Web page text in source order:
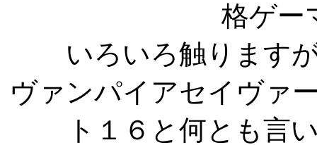
格ゲー
いろいろ触ります
ヴァンパイアセイヴァ
ト１６と何とも言